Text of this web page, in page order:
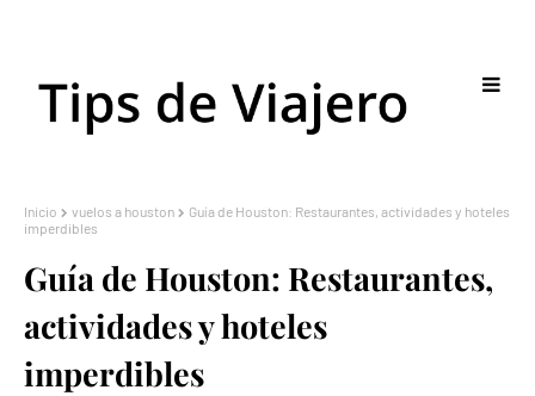
Inicio vuelos a houston
Guía de Houston: Restaurantes, actividades y hoteles
imperdibles
Guía de Houston: Restaurantes,
actividades y hoteles
imperdibles